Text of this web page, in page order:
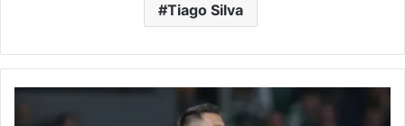
Tiago Silva